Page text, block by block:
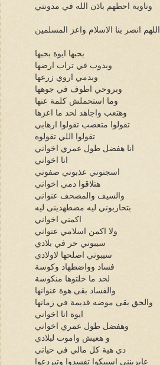
وناوية احطهم باذن الله في مدونتي
اللهم انصر بنا الاسلام واعز المسلمين
بحبها ايوة بحبها
وبدوب في تراب ارضها
وبدمي اروي زرعها
وبروحي اطوف في جوهها
وما استحملش كلمة عنها
وهتعب واجاهد لحد ما اعزها
تقولوا متعصب تقولوا ارهابي
تقولوا اللي تقولوه
انا هفضل طول عمري اخواني
انا اخواني
اسجنوني عذبوني صفوني
هتلاقوا دمي اخواني
والسيف والمصحف عنواني
بتحاربوني ليه مضطهدينى ليه
اكمني اخواني
ولا اكمن اسلامي عنواني
سيبوني حر في بلادي
سيبوني اصلحها لاولادي
فساد وواضطهاد وكوسة
لحد ما خلتوها منكوسة
والفساد بقى هوة عنوانها
والحق بقى موضه قديمة في زمانها
ايوة انا اخواني
وهفضل طول عمري اخواني
و هعيش واموت لبلادي
دي هية كل مالي في حياتي
عايزينني اسيبكوا تفسدوا وتبردعوا